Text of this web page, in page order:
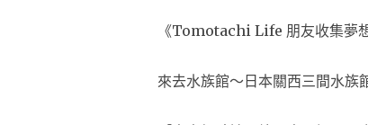
《Tomotachi Life 朋友收集夢
來去水族館～日本關西三間水族